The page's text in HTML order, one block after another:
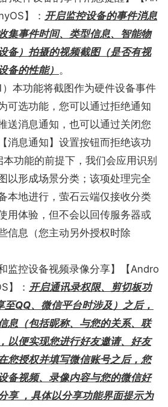
】： 开启监控设备的事件消息
集事件时间、类型信息、智能物
备）拍摄的视频截图（是否有视
备的性能） 。
1）本功能将截图作为硬件设备事件
可选功能，您可以通过拒绝通知
送消息通知，也可以通过关闭您
消息通知】设置按钮而拒绝该功
功能的前提下，我们会应用识别
以形成场景分类；该项处理完全
本地进行，萤石云端仅接收分类
用体验，但不会以回传服务器或
信息（您主动另外授权时除
控设备视频录像分享】【Andro
】： 开启通讯录权限、剪切板功
QQ、微信平台时涉及）之后，
息（包括昵称、与您的关系、联
以便实现您进行好友邀请、好友
您授权并填写微信账号之后，您
备视频、录像内容与您的微信好
享 ，具体以分享功能界面提示为